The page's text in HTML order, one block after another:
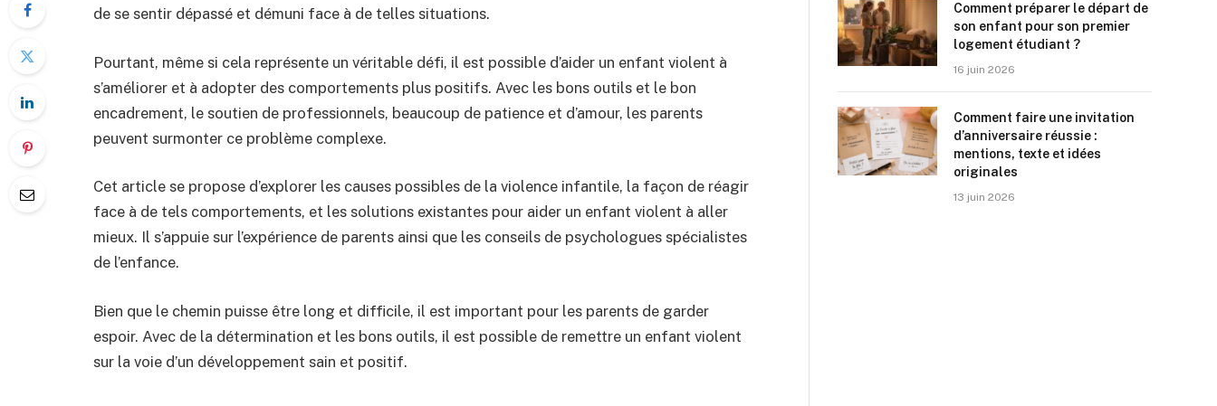
de se sentir dépassé et démuni face à de telles situations.
Pourtant, même si cela représente un véritable défi, il est possible d’aider un enfant violent à
s’améliorer et à adopter des comportements plus positifs. Avec les bons outils et le bon
encadrement, le soutien de professionnels, beaucoup de patience et d’amour, les parents
peuvent surmonter ce problème complexe.
Cet article se propose d’explorer les causes possibles de la violence infantile, la façon de réagir
face à de tels comportements, et les solutions existantes pour aider un enfant violent à aller
mieux. Il s’appuie sur l’expérience de parents ainsi que les conseils de psychologues spécialistes
de l’enfance.
Bien que le chemin puisse être long et difficile, il est important pour les parents de garder
espoir. Avec de la détermination et les bons outils, il est possible de remettre un enfant violent
sur la voie d’un développement sain et positif.
Comment préparer le départ de
son enfant pour son premier
logement étudiant ?
16 juin 2026
Comment faire une invitation
d’anniversaire réussie :
mentions, texte et idées
originales
13 juin 2026